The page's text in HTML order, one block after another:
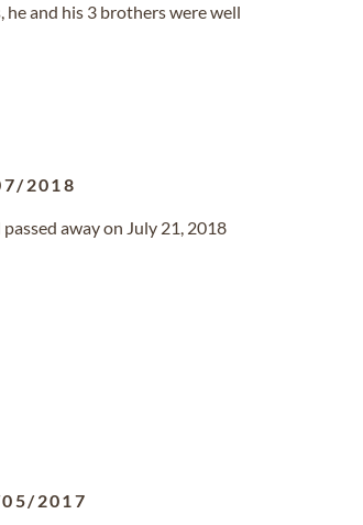
he and his 3 brothers were well
2018
away on July 21, 2018
2017